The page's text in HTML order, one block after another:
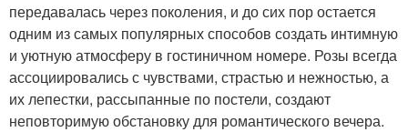
передавалась через поколения, и до сих пор остается
одним из самых популярных способов создать интимную
и уютную атмосферу в гостиничном номере. Розы всегда
ассоциировались с чувствами, страстью и нежностью, а
их лепестки, рассыпанные по постели, создают
неповторимую обстановку для романтического вечера.